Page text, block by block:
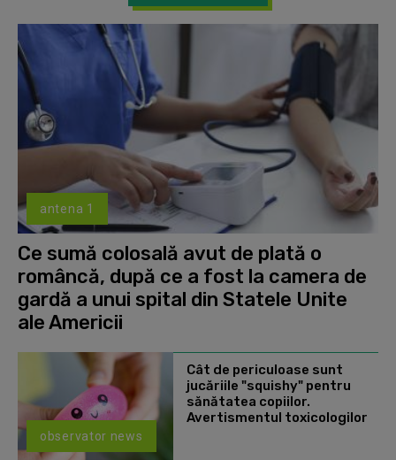
antena 1
Ce sumă colosală avut de plată o
româncă, după ce a fost la camera de
gardă a unui spital din Statele Unite
ale Americii
observator news
Cât de periculoase sunt
jucăriile "squishy" pentru
sănătatea copiilor.
Avertismentul toxicologilor